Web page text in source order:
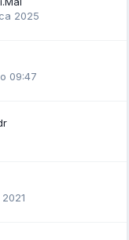
2025
09:47